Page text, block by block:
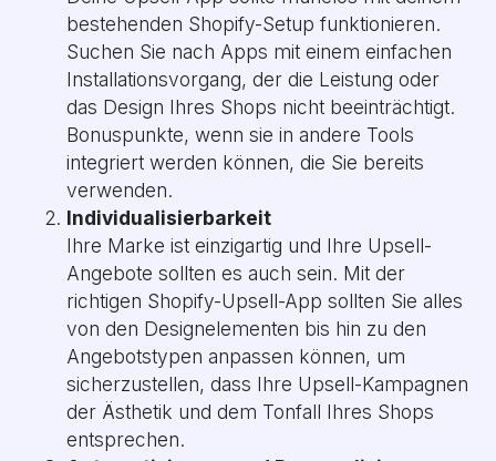
bestehenden Shopify-Setup funktionieren.
Suchen Sie nach Apps mit einem einfachen
Installationsvorgang, der die Leistung oder
das Design Ihres Shops nicht beeinträchtigt.
Bonuspunkte, wenn sie in andere Tools
integriert werden können, die Sie bereits
verwenden.
Individualisierbarkeit
Ihre Marke ist einzigartig und Ihre Upsell-
Angebote sollten es auch sein. Mit der
richtigen Shopify-Upsell-App sollten Sie alles
von den Designelementen bis hin zu den
Angebotstypen anpassen können, um
sicherzustellen, dass Ihre Upsell-Kampagnen
der Ästhetik und dem Tonfall Ihres Shops
entsprechen.